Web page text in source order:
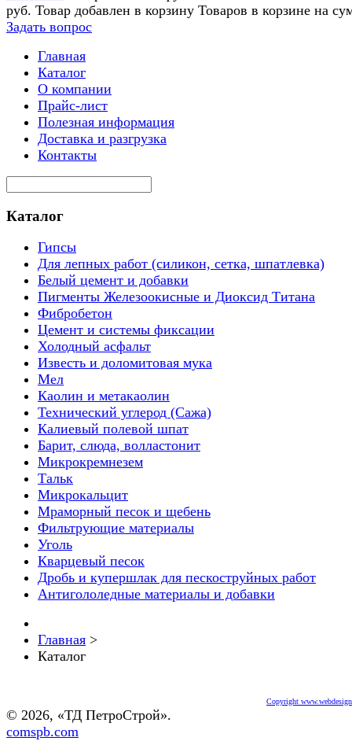
руб. Товар добавлен в корзину Товаров в корзине на
Задать вопрос
Главная
Каталог
О компании
Прайс-лист
Полезная информация
Доставка и разгрузка
Контакты
Каталог
Гипсы
Для лепных работ (силикон, сетка, шпатлевка)
Белый цемент и добавки
Пигменты Железоокисные и Диоксид Титана
Фибробетон
Цемент и системы фиксации
Холодный асфальт
Известь и доломитовая мука
Мел
Каолин и метакаолин
Технический углерод (Сажа)
Калиевый полевой шпат
Барит, слюда, волластонит
Микрокремнезем
Тальк
Микрокальцит
Мраморный песок и щебень
Фильтрующие материалы
Уголь
Кварцевый песок
Дробь и купершлак для пескоструйных работ
Антигололедные материалы и добавки
Главная >
Каталог
Copyright
© 2026, «ТД ПетроСтрой».
comspb.com